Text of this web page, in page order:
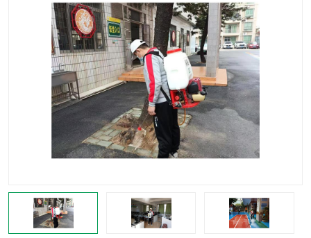
佛山灭白蚁公司 佛山杀虫公司
佛山除四害公司 灭鼠
灭蜱虫 消杀
灭跳蚤
灭蚊虫 灭蟑螂
白蚁工程 果蝇防治
害虫防治 灭杀害虫